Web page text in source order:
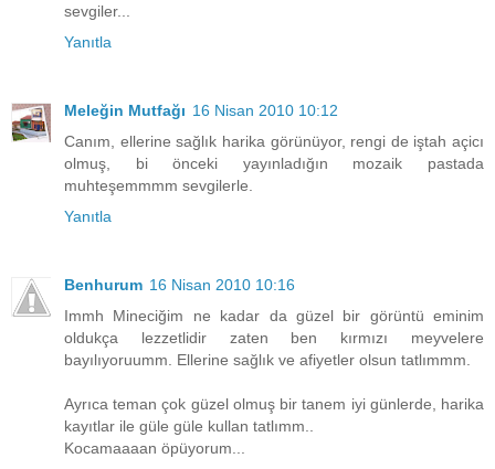
sevgiler...
Yanıtla
Meleğin Mutfağı 16 Nisan 2010 10:12
Canım, ellerine sağlık harika görünüyor, rengi de iştah açicı
olmuş, bi önceki yayınladığın mozaik pastada
muhteşemmmm sevgilerle.
Yanıtla
Benhurum 16 Nisan 2010 10:16
Immh Mineciğim ne kadar da güzel bir görüntü eminim
oldukça lezzetlidir zaten ben kırmızı meyvelere
bayılıyoruumm. Ellerine sağlık ve afiyetler olsun tatlımmm.
Ayrıca teman çok güzel olmuş bir tanem iyi günlerde, harika
kayıtlar ile güle güle kullan tatlımm..
Kocamaaaan öpüyorum...